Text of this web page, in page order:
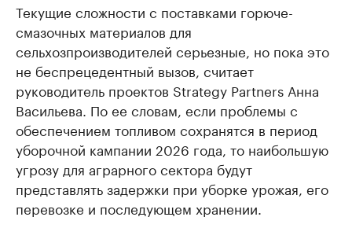
Текущие сложности с поставками горюче-
смазочных материалов для
сельхозпроизводителей серьезные, но пока это
не беспрецедентный вызов, считает
руководитель проектов Strategy Partners Анна
Васильева. По ее словам, если проблемы с
обеспечением топливом сохранятся в период
уборочной кампании 2026 года, то наибольшую
угрозу для аграрного сектора будут
представлять задержки при уборке урожая, его
перевозке и последующем хранении.